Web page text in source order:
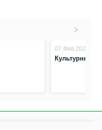
07.Фев.2024
Культурный